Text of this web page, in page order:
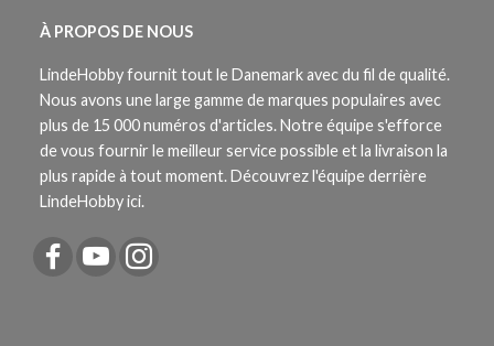
À PROPOS DE NOUS
LindeHobby fournit tout le Danemark avec du fil de qualité.
Nous avons une large gamme de marques populaires avec
plus de 15 000 numéros d'articles. Notre équipe s'efforce
de vous fournir le meilleur service possible et la livraison la
plus rapide à tout moment. Découvrez l'équipe derrière
LindeHobby ici.